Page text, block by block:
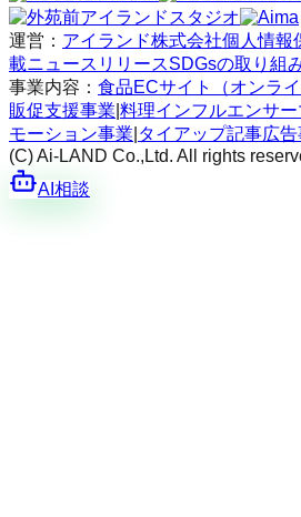
運営： アイランド株式会社個人情報
載ニュースリリースSDGsの取り組
事業内容： 食品ECサイト（オンラ
販促支援事業 料理インフルエンサ
モーション事業 タイアップ記事広告
(C) Ai-LAND Co.,Ltd. All rights
AI相談